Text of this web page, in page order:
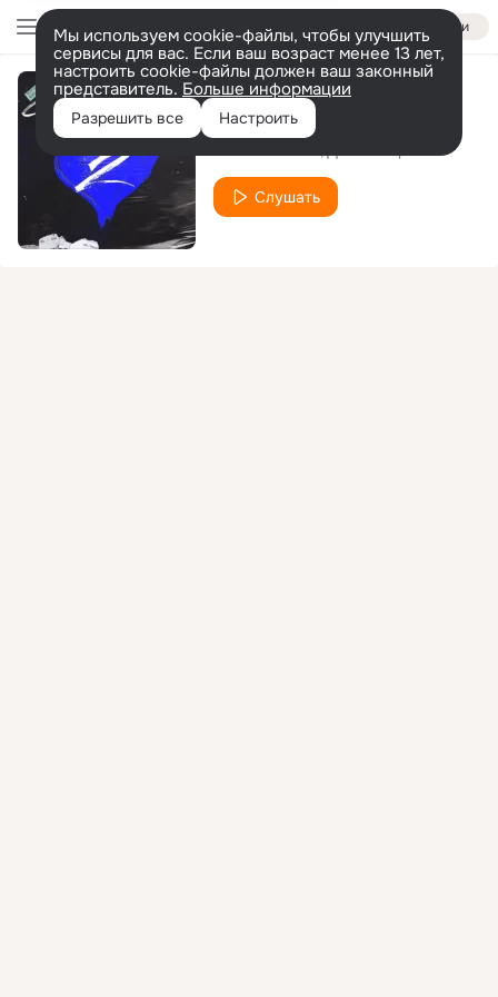
Войти
Мы используем cookie-файлы, чтобы улучшить
сервисы для вас. Если ваш возраст менее 13 лет,
настроить cookie-файлы должен ваш законный
представитель. Больше информации
Разрешить все Настроить
Не могу без тебя
Слушать